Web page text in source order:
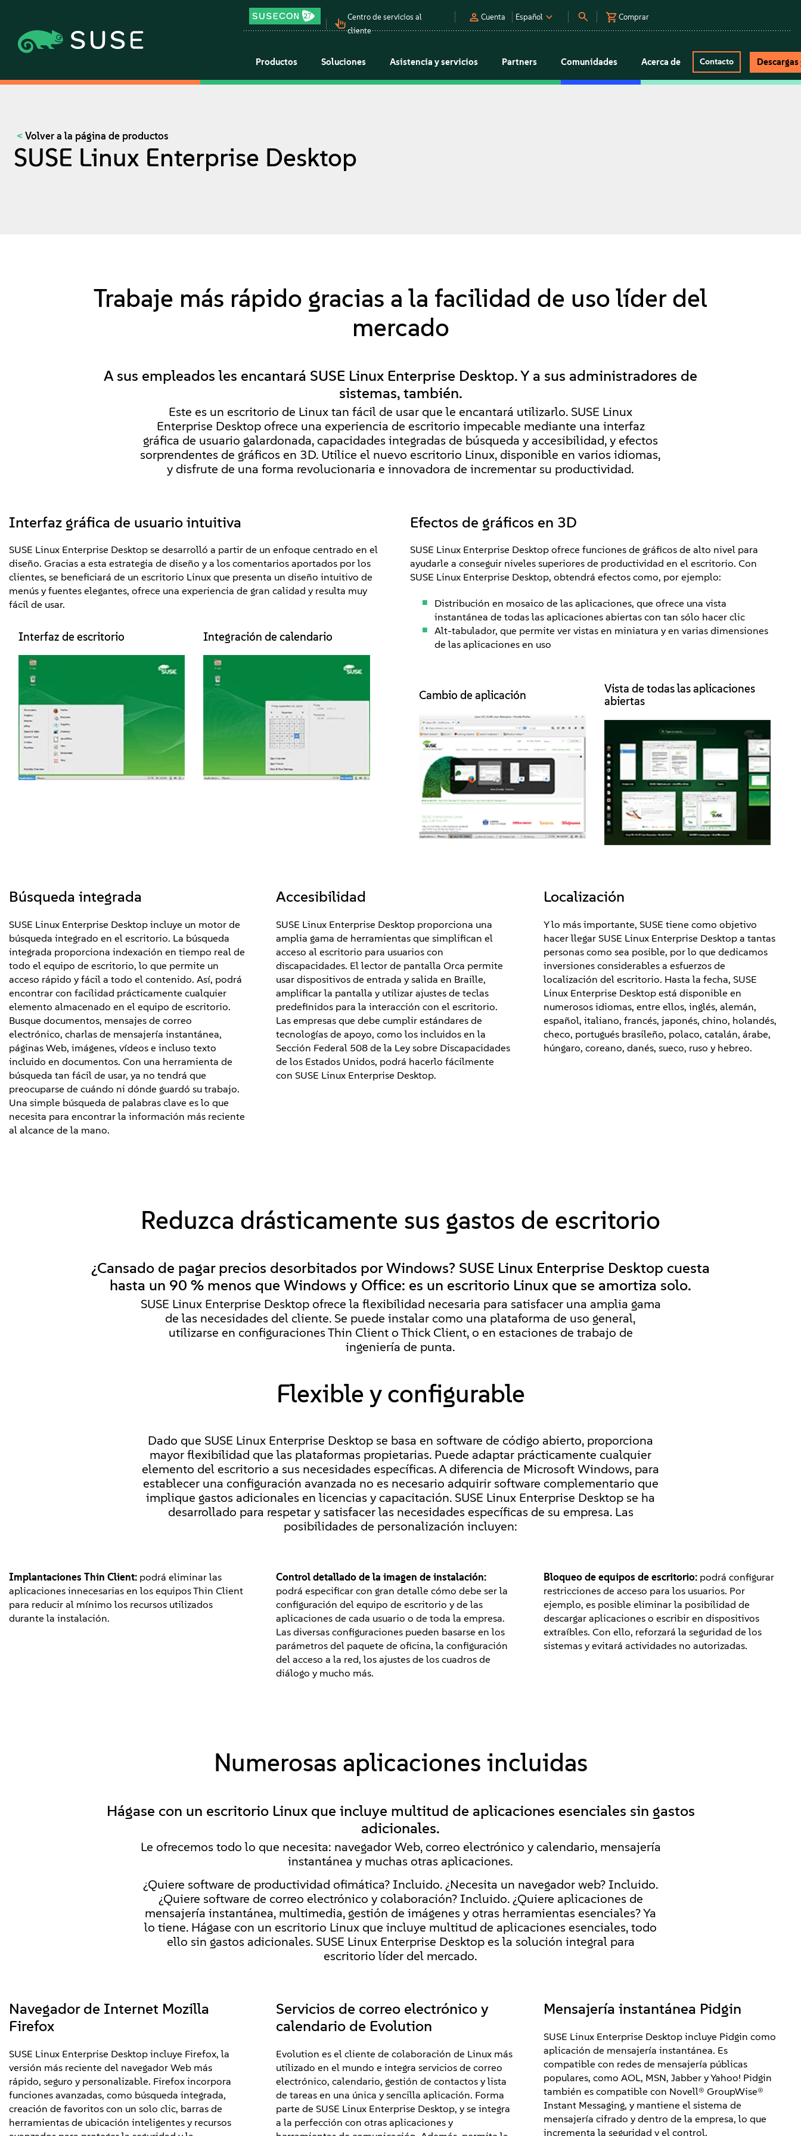
Centro de servicios al
cliente
Cuenta Español Comprar
Productos Soluciones Asistencia y servicios Partners Comunidades Acerca de Contacto
Volver a la página de productos
SUSE Linux Enterprise Desktop
Trabaje más rápido gracias a la facilidad de uso líder del
mercado
A sus empleados les encantará SUSE Linux Enterprise Desktop. Y a sus administradores de
sistemas, también.
Este es un escritorio de Linux tan fácil de usar que le encantará utilizarlo. SUSE Linux
Enterprise Desktop ofrece una experiencia de escritorio impecable mediante una interfaz
gráfica de usuario galardonada, capacidades integradas de búsqueda y accesibilidad, y efectos
sorprendentes de gráficos en 3D. Utilice el nuevo escritorio Linux, disponible en varios idiomas,
y disfrute de una forma revolucionaria e innovadora de incrementar su productividad.
Interfaz gráfica de usuario intuitiva
SUSE Linux Enterprise Desktop se desarrolló a partir de un enfoque centrado en el
diseño. Gracias a esta estrategia de diseño y a los comentarios aportados por los
clientes, se beneficiará de un escritorio Linux que presenta un diseño intuitivo de
menús y fuentes elegantes, ofrece una experiencia de gran calidad y resulta muy
fácil de usar.
Interfaz de escritorio Integración de calendario
Efectos de gráficos en 3D
SUSE Linux Enterprise Desktop ofrece funciones de gráficos de alto nivel para
ayudarle a conseguir niveles superiores de productividad en el escritorio. Con
SUSE Linux Enterprise Desktop, obtendrá efectos como, por ejemplo:
Distribución en mosaico de las aplicaciones, que ofrece una vista
instantánea de todas las aplicaciones abiertas con tan sólo hacer clic
Alt-tabulador, que permite ver vistas en miniatura y en varias dimensiones
de las aplicaciones en uso
Cambio de aplicación
Vista de todas las aplicaciones
abiertas
Búsqueda integrada
SUSE Linux Enterprise Desktop incluye un motor de
búsqueda integrado en el escritorio. La búsqueda
integrada proporciona indexación en tiempo real de
todo el equipo de escritorio, lo que permite un
acceso rápido y fácil a todo el contenido. Así, podrá
encontrar con facilidad prácticamente cualquier
elemento almacenado en el equipo de escritorio.
Busque documentos, mensajes de correo
electrónico, charlas de mensajería instantánea,
páginas Web, imágenes, vídeos e incluso texto
incluido en documentos. Con una herramienta de
búsqueda tan fácil de usar, ya no tendrá que
preocuparse de cuándo ni dónde guardó su trabajo.
Una simple búsqueda de palabras clave es lo que
necesita para encontrar la información más reciente
al alcance de la mano.
Accesibilidad
SUSE Linux Enterprise Desktop proporciona una
amplia gama de herramientas que simplifican el
acceso al escritorio para usuarios con
discapacidades. El lector de pantalla Orca permite
usar dispositivos de entrada y salida en Braille,
amplificar la pantalla y utilizar ajustes de teclas
predefinidos para la interacción con el escritorio.
Las empresas que debe cumplir estándares de
tecnologías de apoyo, como los incluidos en la
Sección Federal 508 de la Ley sobre Discapacidades
de los Estados Unidos, podrá hacerlo fácilmente
con SUSE Linux Enterprise Desktop.
Localización
Y lo más importante, SUSE tiene como objetivo
hacer llegar SUSE Linux Enterprise Desktop a tantas
personas como sea posible, por lo que dedicamos
inversiones considerables a esfuerzos de
localización del escritorio. Hasta la fecha, SUSE
Linux Enterprise Desktop está disponible en
numerosos idiomas, entre ellos, inglés, alemán,
español, italiano, francés, japonés, chino, holandés,
checo, portugués brasileño, polaco, catalán, árabe,
húngaro, coreano, danés, sueco, ruso y hebreo.
Reduzca drásticamente sus gastos de escritorio
¿Cansado de pagar precios desorbitados por Windows? SUSE Linux Enterprise Desktop cuesta
hasta un 90 % menos que Windows y Office: es un escritorio Linux que se amortiza solo.
SUSE Linux Enterprise Desktop ofrece la flexibilidad necesaria para satisfacer una amplia gama
de las necesidades del cliente. Se puede instalar como una plataforma de uso general,
utilizarse en configuraciones Thin Client o Thick Client, o en estaciones de trabajo de
ingeniería de punta.
Flexible y configurable
Dado que SUSE Linux Enterprise Desktop se basa en software de código abierto, proporciona
mayor flexibilidad que las plataformas propietarias. Puede adaptar prácticamente cualquier
elemento del escritorio a sus necesidades específicas. A diferencia de Microsoft Windows, para
establecer una configuración avanzada no es necesario adquirir software complementario que
implique gastos adicionales en licencias y capacitación. SUSE Linux Enterprise Desktop se ha
desarrollado para respetar y satisfacer las necesidades específicas de su empresa. Las
posibilidades de personalización incluyen:
Implantaciones Thin Client: podrá eliminar las
aplicaciones innecesarias en los equipos Thin Client
para reducir al mínimo los recursos utilizados
durante la instalación.
Control detallado de la imagen de instalación:
podrá especificar con gran detalle cómo debe ser la
configuración del equipo de escritorio y de las
aplicaciones de cada usuario o de toda la empresa.
Las diversas configuraciones pueden basarse en los
parámetros del paquete de oficina, la configuración
del acceso a la red, los ajustes de los cuadros de
diálogo y mucho más.
Bloqueo de equipos de escritorio:podrá configurar
restricciones de acceso para los usuarios. Por
ejemplo, es posible eliminar la posibilidad de
descargar aplicaciones o escribir en dispositivos
extraíbles. Con ello, reforzará la seguridad de los
sistemas y evitará actividades no autorizadas.
Numerosas aplicaciones incluidas
Hágase con un escritorio Linux que incluye multitud de aplicaciones esenciales sin gastos
adicionales.
Le ofrecemos todo lo que necesita: navegador Web, correo electrónico y calendario, mensajería
instantánea y muchas otras aplicaciones.
¿Quiere software de productividad ofimática? Incluido. ¿Necesita un navegador web? Incluido.
¿Quiere software de correo electrónico y colaboración? Incluido. ¿Quiere aplicaciones de
mensajería instantánea, multimedia, gestión de imágenes y otras herramientas esenciales? Ya
lo tiene. Hágase con un escritorio Linux que incluye multitud de aplicaciones esenciales, todo
ello sin gastos adicionales. SUSE Linux Enterprise Desktop es la solución integral para
escritorio líder del mercado.
Navegador de Internet Mozilla
Firefox
SUSE Linux Enterprise Desktop incluye Firefox, la
versión más reciente del navegador Web más
rápido, seguro y personalizable. Firefox incorpora
funciones avanzadas, como búsqueda integrada,
creación de favoritos con un solo clic, barras de
herramientas de ubicación inteligentes y recursos
Servicios de correo electrónico y
calendario de Evolution
Evolution es el cliente de colaboración de Linux más
utilizado en el mundo e integra servicios de correo
electrónico, calendario, gestión de contactos y lista
de tareas en una única y sencilla aplicación. Forma
parte de SUSE Linux Enterprise Desktop, y se integra
a la perfección con otras aplicaciones y
Mensajería instantánea Pidgin
SUSE Linux Enterprise Desktop incluye Pidgin como
aplicación de mensajería instantánea. Es
compatible con redes de mensajería públicas
populares, como AOL, MSN, Jabber y Yahoo! Pidgin
también es compatible con Novell® GroupWise®
Instant Messaging, y mantiene el sistema de
mensajería cifrado y dentro de la empresa, lo que
incrementa la seguridad y el control.